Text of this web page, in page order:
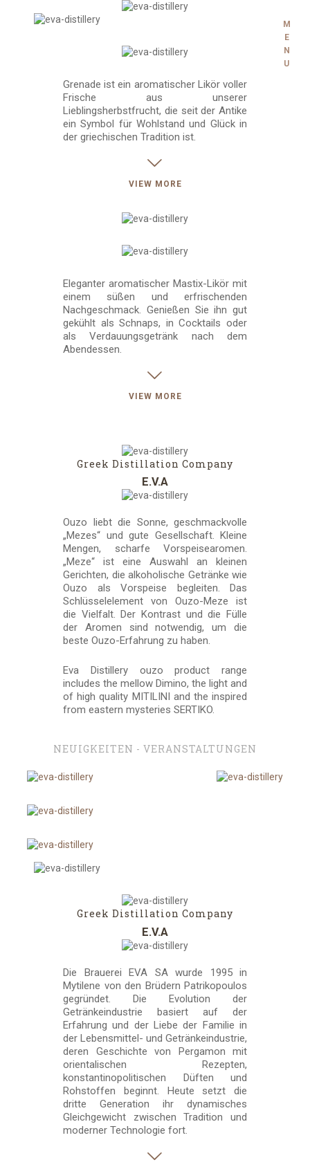
M
E
N
U
Grenade ist ein aromatischer Likör voller
Frische aus unserer
Lieblingsherbstfrucht, die seit der Antike
ein Symbol für Wohlstand und Glück in
der griechischen Tradition ist.
VIEW MORE
Eleganter aromatischer Mastix-Likör mit
einem süßen und erfrischenden
Nachgeschmack. Genießen Sie ihn gut
gekühlt als Schnaps, in Cocktails oder
als Verdauungsgetränk nach dem
Abendessen.
VIEW MORE
Greek Distillation Company
Ε.V.Α
Ouzo liebt die Sonne, geschmackvolle
„Mezes“ und gute Gesellschaft. Kleine
Mengen, scharfe Vorspeisearomen.
„Meze“ ist eine Auswahl an kleinen
Gerichten, die alkoholische Getränke wie
Ouzo als Vorspeise begleiten. Das
Schlüsselelement von Ouzo-Meze ist
die Vielfalt. Der Kontrast und die Fülle
der Aromen sind notwendig, um die
beste Ouzo-Erfahrung zu haben.
Eva Distillery ouzo product range
includes the mellow Dimino, the light and
of high quality MITILINI and the inspired
from eastern mysteries SERTIKO.
NEUIGKEITEN - VERANSTALTUNGEN
Greek Distillation Company
Ε.V.Α
Die Brauerei EVA SA wurde 1995 in
Mytilene von den Brüdern Patrikopoulos
gegründet. Die Evolution der
Getränkeindustrie basiert auf der
Erfahrung und der Liebe der Familie in
der Lebensmittel- und Getränkeindustrie,
deren Geschichte von Pergamon mit
orientalischen Rezepten,
konstantinopolitischen Düften und
Rohstoffen beginnt. Heute setzt die
dritte Generation ihr dynamisches
Gleichgewicht zwischen Tradition und
moderner Technologie fort.